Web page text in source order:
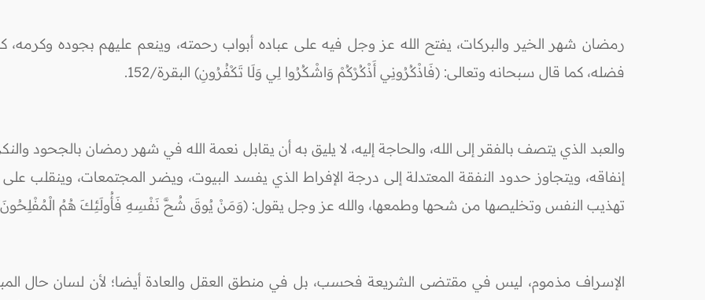
رمضان شهر الخير والبركات، يفتح الله عز وجل فيه على عباده أبواب رحمته، وينعم عليهم بجوده
فضله، كما قال سبحانه وتعالى: (فَاذْكُرُونِي أَذْكُرْكُمْ وَاشْكُرُوا لِي وَلَا تَكْفُرُونِ) البقرة/152.
والعبد الذي يتصف بالفقر إلى الله، والحاجة إليه، لا يليق به أن يقابل نعمة الله في شهر رمضان بالجحود
إنفاقه، ويتجاوز حدود النفقة المعتدلة إلى درجة الإفراط الذي يفسد البيوت، ويضر المجتمعات، وينقلب
تهذيب النفس وتخليصها من شحها وطمعها، والله عز وجل يقول: (وَمَنْ يُوقَ شُحَّ نَفْسِهِ فَأُولَئِكَ هُمُ
الإسراف مذموم، ليس في مقتضى الشريعة فحسب، بل في منطق العقل والعادة أيضا؛ لأن لسان حال